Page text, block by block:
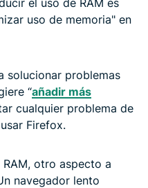
uso de memoria" en
solucionar problemas
“añadir más
cualquier problema de
Firefox.
otro aspecto a
navegador lento